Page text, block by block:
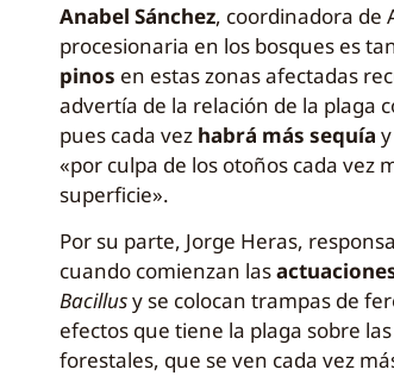
Anabel Sánchez, coordinadora de
procesionaria en los bosques es
pinos en estas zonas afectadas
advertía de la relación de la plaga
pues cada vez habrá más sequía
«por culpa de los otoños cada vez
superficie».
Por su parte, Jorge Heras,
cuando comienzan las
Bacillusy se colocan trampas de
efectos que tiene la plaga sobre las
forestales, que se ven cada vez